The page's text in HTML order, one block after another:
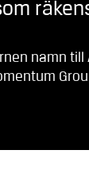
namn